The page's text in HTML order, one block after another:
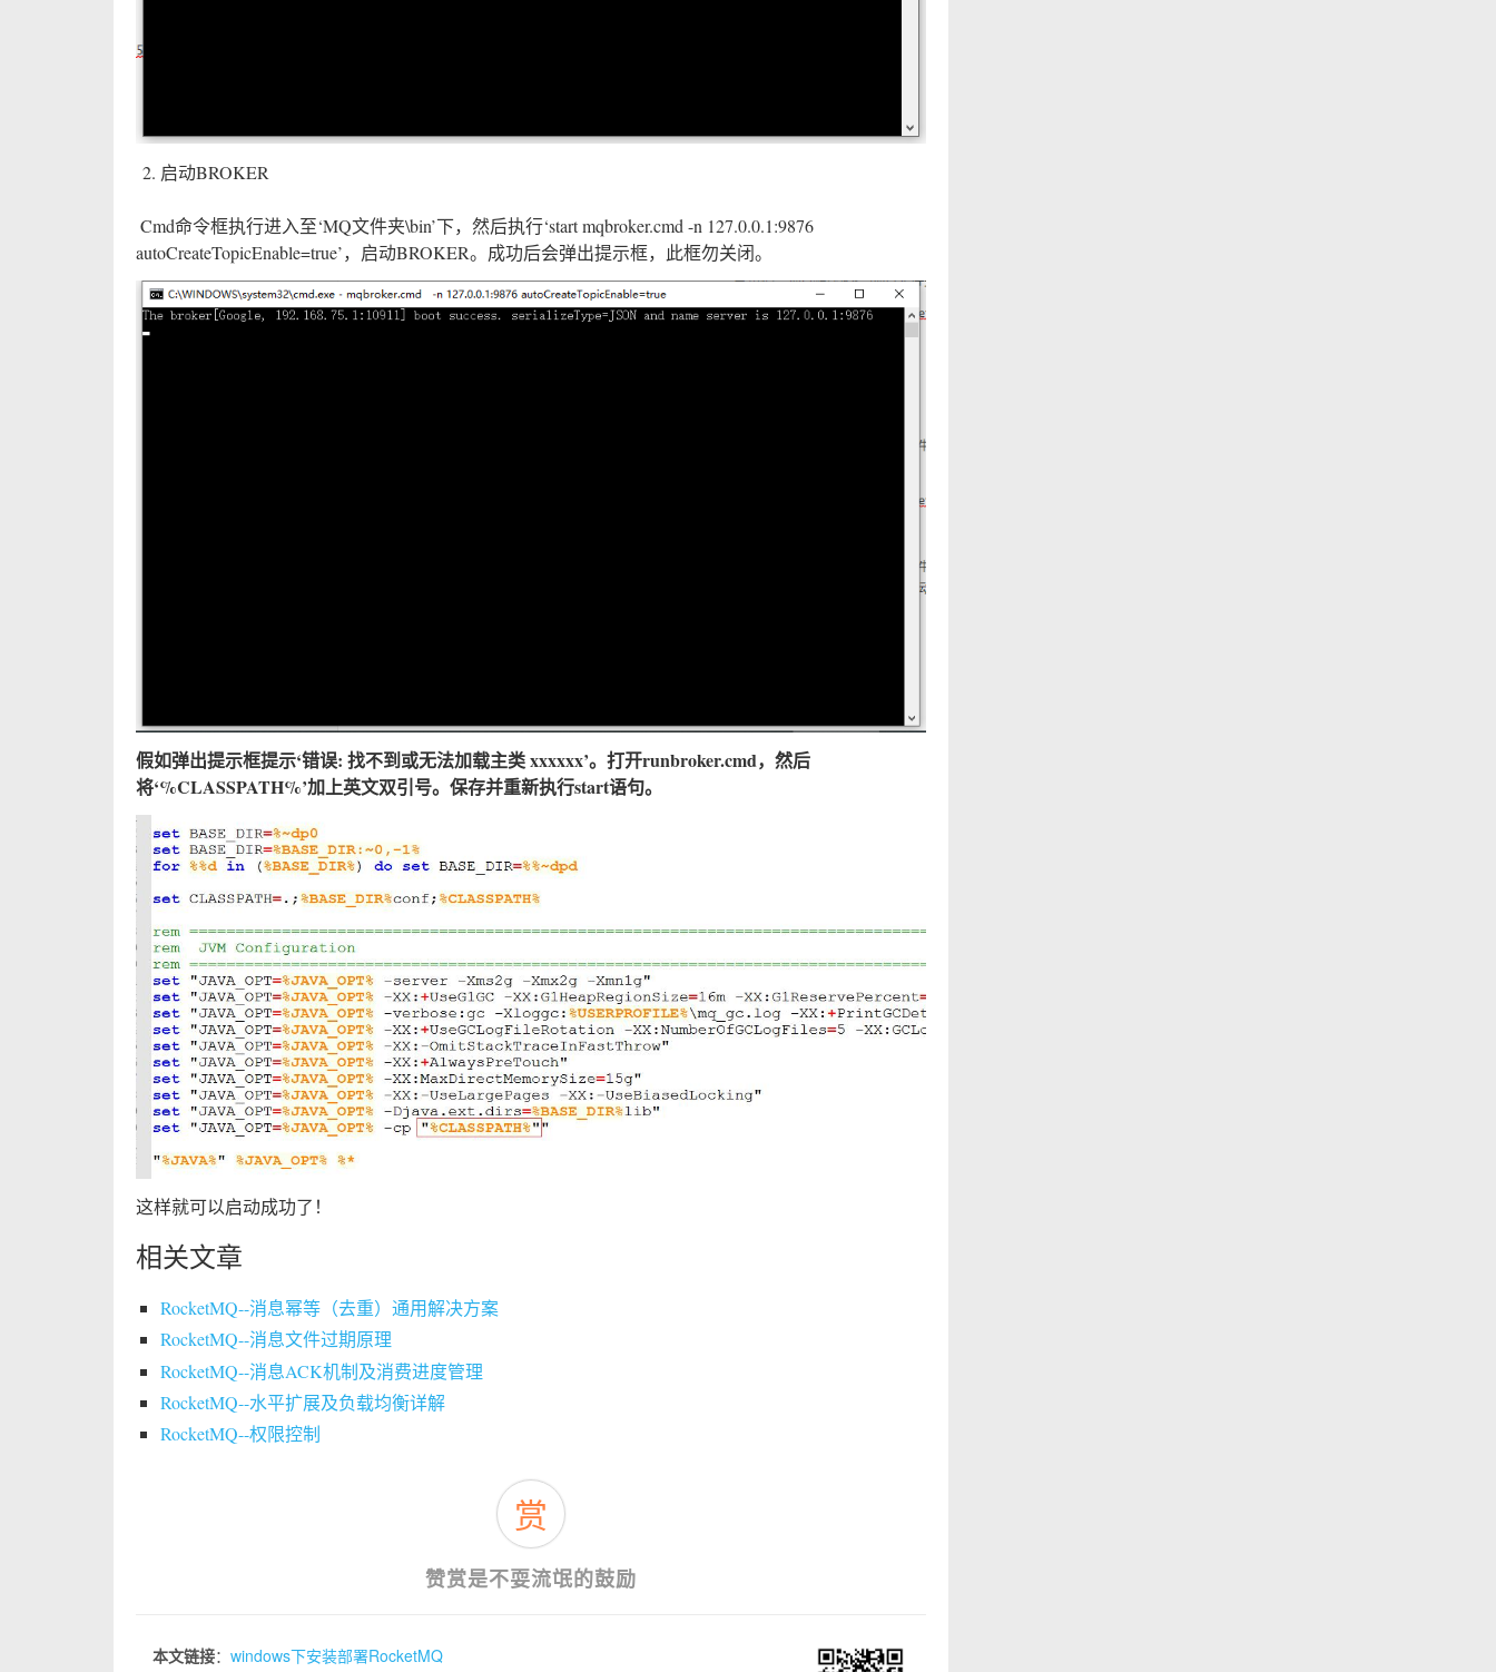
启动BROKER
​ Cmd命令框执行进入至‘MQ文件夹\bin’下，然后执行‘start mqbroker.cmd -n 127.0.0.1:9876
autoCreateTopicEnable=true’，启动BROKER。成功后会弹出提示框，此框勿关闭。
假如弹出提示框提示‘错误: 找不到或无法加载主类 xxxxxx’。打开runbroker.cmd，然后
将‘%CLASSPATH%’加上英文双引号。保存并重新执行start语句。
这样就可以启动成功了！
相关文章
RocketMQ--消息幂等（去重）通用解决方案
RocketMQ--消息文件过期原理
RocketMQ--消息ACK机制及消费进度管理
RocketMQ--水平扩展及负载均衡详解
RocketMQ--权限控制
赏
赞赏是不耍流氓的鼓励
本文链接： windows下安装部署RocketMQ